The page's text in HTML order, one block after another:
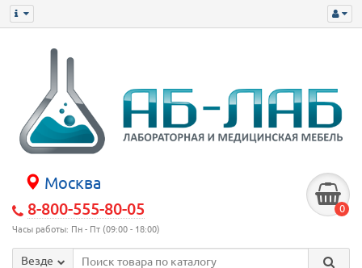
Москва
8-800-555-80-05
Часы работы: Пн - Пт (09:00 - 18:00)
0
Везде